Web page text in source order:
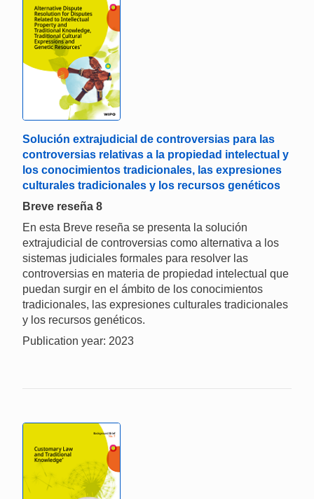
Solución extrajudicial de controversias para las
controversias relativas a la propiedad intelectual y
los conocimientos tradicionales, las expresiones
culturales tradicionales y los recursos genéticos
Breve reseña 8
En esta Breve reseña se presenta la solución
extrajudicial de controversias como alternativa a los
sistemas judiciales formales para resolver las
controversias en materia de propiedad intelectual que
puedan surgir en el ámbito de los conocimientos
tradicionales, las expresiones culturales tradicionales
y los recursos genéticos.
Publication year: 2023